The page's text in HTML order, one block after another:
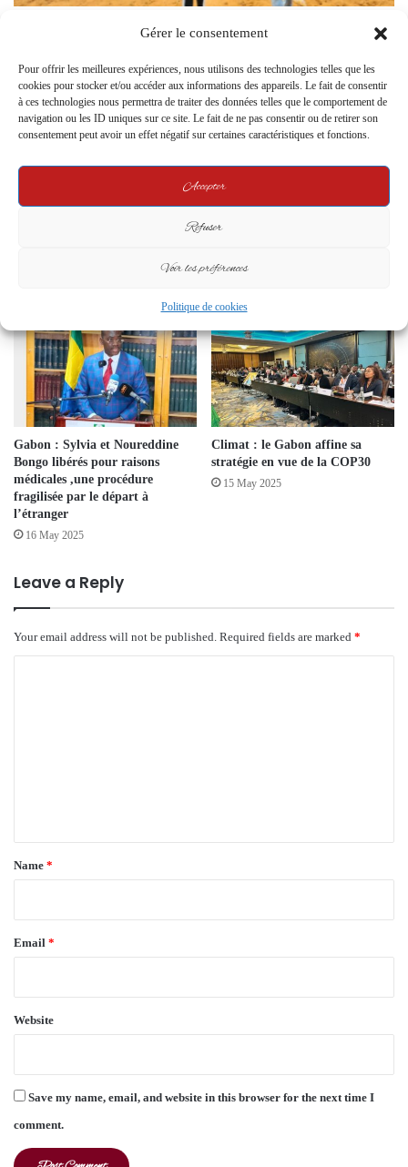
Gérer le consentement
Pour offrir les meilleures expériences, nous utilisons des technologies telles que les
cookies pour stocker et/ou accéder aux informations des appareils. Le fait de consentir
à ces technologies nous permettra de traiter des données telles que le comportement de
navigation ou les ID uniques sur ce site. Le fait de ne pas consentir ou de retirer son
consentement peut avoir un effet négatif sur certaines caractéristiques et fonctions.
Accepter
Refuser
Voir les préférences
Politique de cookies
CHU d’Oyem : un chantier qui avance
Related Articles
accablant du PNCD
Gabon : Sylvia et Noureddine
Bongo libérés pour raisons
médicales ,une procédure
fragilisée par le départ à
l’étranger
16 May 2025
Climat : le Gabon affine sa
stratégie en vue de la COP30
15 May 2025
Leave a Reply
Your email address will not be published. Required fields are marked *
*
Name *
Email *
Website
Save my name, email, and website in this browser for the next time I
comment.